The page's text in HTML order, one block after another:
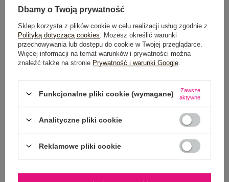
DODAJ DO KOSZYKA
Możesz kupić także poprzez:
Dostawaod 7,99 zł
Zamów w ciągu02:26:09 sek.
100 dni na zwrot
Dbamy o Twoją prywatność
Sklep korzysta z plików cookie w celu realizacji usług zgodnie z
Polityką dotyczącą cookies . Możesz określić warunki
przechowywania lub dostępu do cookie w Twojej przeglądarce.
Więcej informacji na temat warunków i prywatności można
znaleźć także na stronie Prywatność i warunki Google
Funkcjonalne pliki cookie (wymagane)
Zawsze
aktywne
Analityczne pliki cookie
Reklamowe pliki cookie